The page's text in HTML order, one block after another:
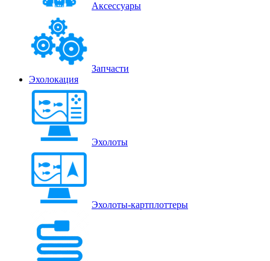
Аксессуары
Запчасти
Эхолокация
Эхолоты
Эхолоты-картплоттеры